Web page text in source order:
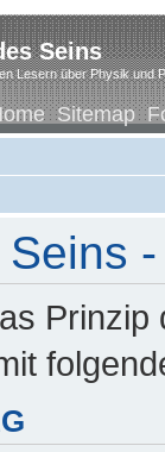
Seins
Lesern über Physik und
Sitemap